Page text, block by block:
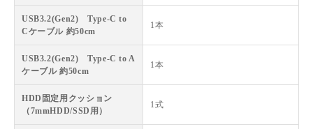
USB3.2(Gen2) Type-C to
Cケーブル 約50cm
1本
USB3.2(Gen2) Type-C to A
ケーブル 約50cm
1本
HDD固定用クッション
（7mmHDD/SSD用）
1式